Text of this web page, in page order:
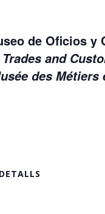
de Oficios y
and
des Métiers